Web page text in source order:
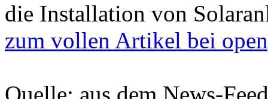
die Installation von
zum vollen Artikel bei
Quelle: aus dem News-